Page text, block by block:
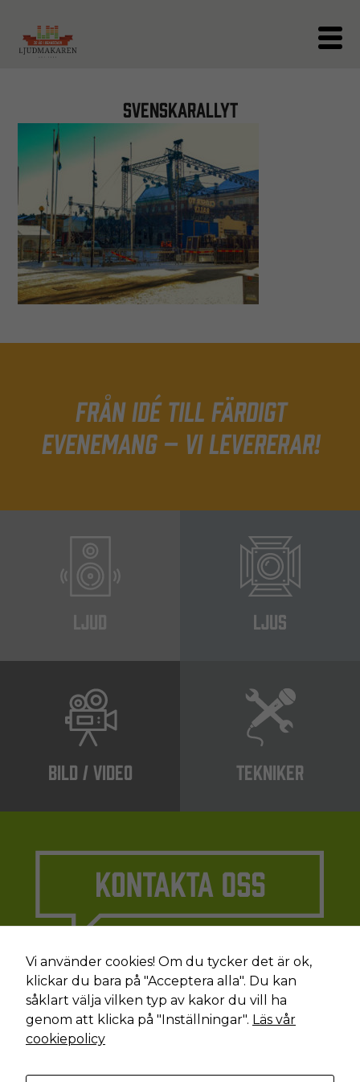
svenskarallyt
Från idé till färdigt
evenemang – Vi levererar!
LJUD LJUS
BILD / VIDEO TEKNIKER
Vi använder cookies! Om du tycker det är ok,
klickar du bara på "Acceptera alla". Du kan
såklart välja vilken typ av kakor du vill ha
genom att klicka på "Inställningar". Läs vår
cookiepolicy